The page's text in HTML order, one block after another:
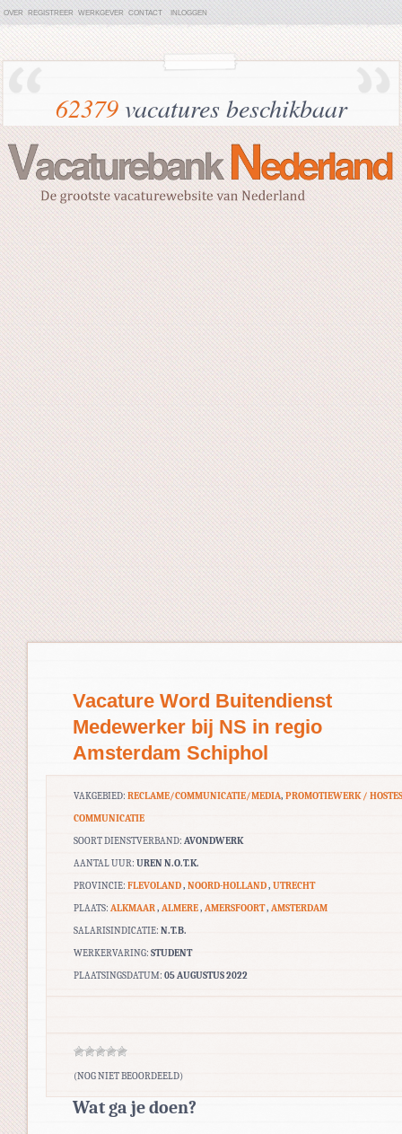
OVER REGISTREER WERKGEVER CONTACT INLOGGEN
62379vacatures beschikbaar
Vacature Word Buitendienst
Medewerker bij NS in regio
Amsterdam Schiphol
VAKGEBIED: RECLAME/COMMUNICATIE/MEDIA, PROMOTIEWERK /
COMMUNICATIE
SOORT DIENSTVERBAND: AVONDWERK
AANTAL UUR: UREN N.O.T.K.
PROVINCIE: FLEVOLAND, NOORD-HOLLAND, UTRECHT
PLAATS: ALKMAAR, ALMERE, AMERSFOORT, AMSTERDAM
SALARISINDICATIE: N.T.B.
WERKERVARING: STUDENT
PLAATSINGSDATUM: 05 AUGUSTUS 2022
(NOG NIET BEOORDEELD)
Wat ga je doen?